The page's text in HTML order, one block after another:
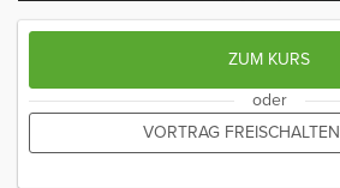
ZUM KURS
oder
VORTRAG FREISCHALTEN